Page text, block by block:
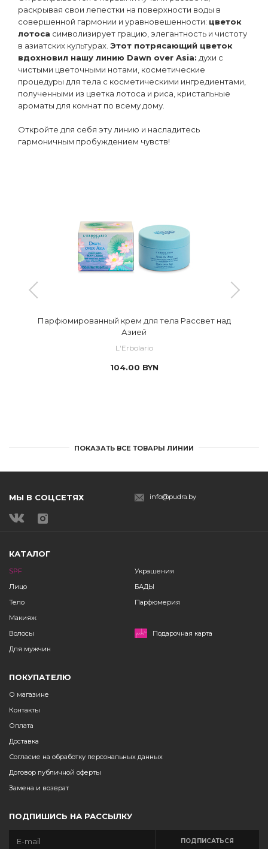
раскрывая свои лепестки на поверхности воды в
совершенной гармонии и уравновешенности: цветок
лотоса символизирует грацию, элегантность и чистоту
в азиатских культурах. Этот потрясающий цветок
вдохновил нашу линию Dawn over Asia: духи с
чистыми цветочными нотами, косметические
процедуры для тела с косметическими ингредиентами,
полученными из цветка лотоса и риса, кристальные
ароматы для комнат по всему дому.
Откройте для себя эту линию и насладитесь
гармоничным пробуждением чувств!
Парфюмированный крем для тела Рассвет над
Азией
L'Erbolario
104.00 BYN
ПОКАЗАТЬ ВСЕ ТОВАРЫ ЛИНИИ
МЫ В СОЦСЕТЯХ info@pudra.by
КАТАЛОГ
SPF
Лицо
Тело
Макияж
Волосы
Для мужчин
Украшения
БАДЫ
Парфюмерия
Подарочная карта
ПОКУПАТЕЛЮ
О магазине
Контакты
Оплата
Доставка
Согласие на обработку персональных данных
Договор публичной оферты
Замена и возврат
ПОДПИШИСЬ НА РАССЫЛКУ
ПОДПИСАТЬСЯ